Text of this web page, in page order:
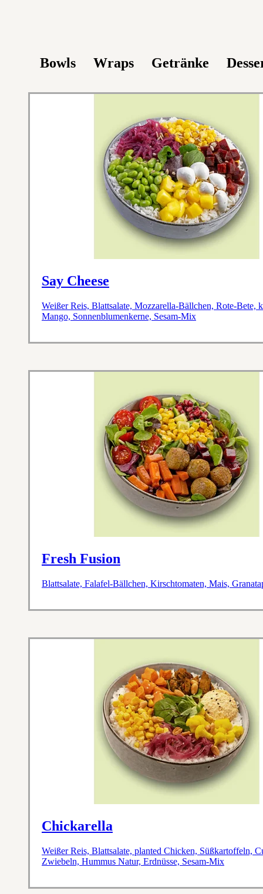
Bowls Wraps Getränke
Say Cheese
Weißer Reis, Blattsalate, Mozzarella-Bällchen, Rote-Bete,
Mango, Sonnenblumenkerne, Sesam-Mix
Fresh Fusion
Blattsalate, Falafel-Bällchen, Kirschtomaten, Mais,
Chickarella
Weißer Reis, Blattsalate, planted Chicken, Süßkartoffeln,
Zwiebeln, Hummus Natur, Erdnüsse, Sesam-Mix